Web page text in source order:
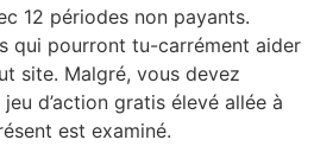
12 périodes non payants.
qui pourront tu-carrément aider
site. Malgré, vous devez
d’action gratis élevé allée à
est examiné.